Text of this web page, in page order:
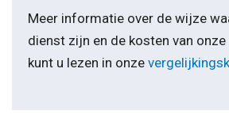
Meer informatie over de wijze
dienst zijn en de kosten van
kunt u lezen in onze